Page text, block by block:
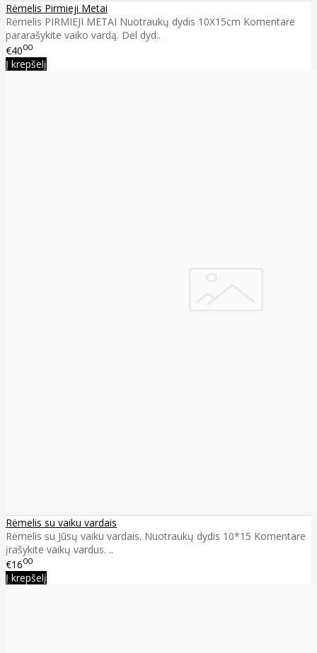
Rėmelis Pirmieji Metai
Rėmelis PIRMIEJI METAI Nuotraukų dydis 10X15cm Komentare
pararašykite vaiko vardą. Dėl dyd..
€4000
Į krepšelį
Rėmelis su vaiku vardais
Rėmelis su Jūsų vaiku vardais. Nuotraukų dydis 10*15 Komentare
įrašykite vaikų vardus. ..
€1600
Į krepšelį